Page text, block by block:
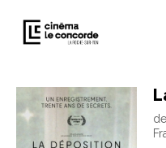
Entrez votre mot clé
(film, réalisateur,
de